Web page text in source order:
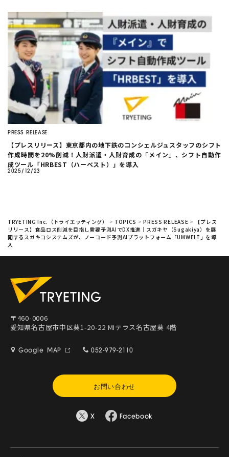
PRESS RELEASE
【プレスリリース】東京都内の地下鉄のコンシェルジュスタッフのシフト
作成時間を20%削減！人財派遣・人財育成の『メイン』、シフト自動作
成ツール「HRBEST（ハーベスト）」を導入
2025/12/23
TRYETING Inc.（トライエッティング） > TOPICS >PRESS RELEASE >
【プレス
リリース】食品ロス削減を目指し需要予測AIでDX推進｜スガキヤ（Sugakiya）を展
開するスガキコシステムズが、ノーコード予測AIプラットフォーム「UMWELT」を導
入
〒460-0006
愛知県名古屋市中区葵1-20-22 MIテラス名古屋葵 4階
Google MAP 052-979-2110
お問い合わせ
X Facebook